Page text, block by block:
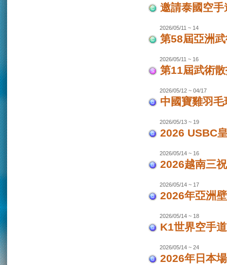
邀請泰國空
2026/05/11 ~ 14
第58屆亞洲
2026/05/11 ~ 16
第11屆武術
2026/05/12 ~ 04/17
中國寶雞羽
2026/05/13 ~ 19
2026 USBC
2026/05/14 ~ 16
2026越南三
2026/05/14 ~ 17
2026年亞洲
2026/05/14 ~ 18
K1世界空手
2026/05/14 ~ 24
2026年日本